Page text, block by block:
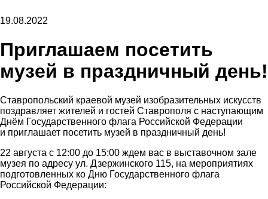
19.08.2022
Приглашаем посетить
музей в праздничный день!
Ставропольский краевой музей изобразительных искусств
поздравляет жителей и гостей Ставрополя с наступающим
Днём Государственного флага Российской Федерации
и приглашает посетить музей в праздничный день!
22 августа с 12:00 до 15:00 ждем вас в выставочном зале
музея по адресу ул. Дзержинского 115, на мероприятиях
подготовленных ко Дню Государственного флага
Российской Федерации: